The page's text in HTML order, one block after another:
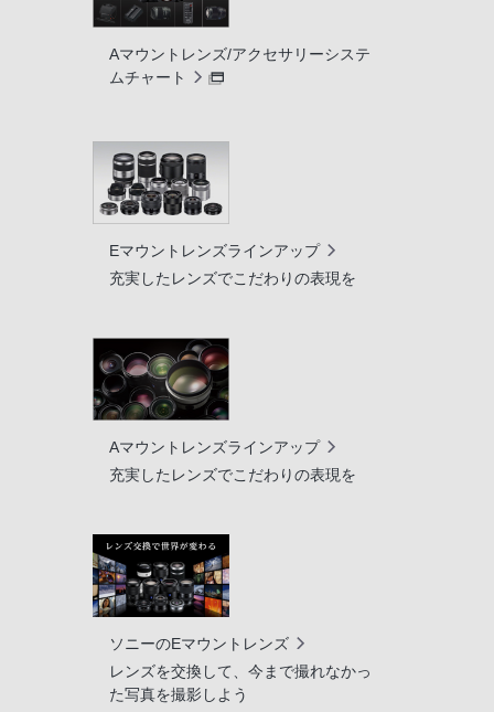
Aマウントレンズ/アクセサリーシステ
ムチャート
Eマウントレンズラインアップ
充実したレンズでこだわりの表現を
Aマウントレンズラインアップ
充実したレンズでこだわりの表現を
ソニーのEマウントレンズ
レンズを交換して、今まで撮れなかっ
た写真を撮影しよう